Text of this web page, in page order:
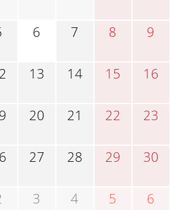
6 7 8 9
13 14 15 16
20 21 22 23
27 28 29 30
3 4 5 6